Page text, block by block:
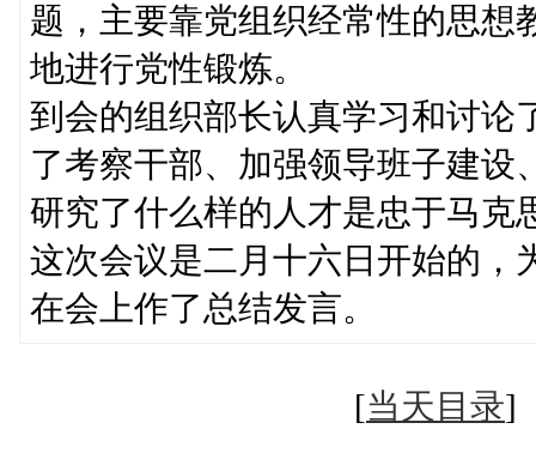
题，主要靠党组织经常性的思想
地进行党性锻炼。
到会的组织部长认真学习和讨论
了考察干部、加强领导班子建设
研究了什么样的人才是忠于马克
这次会议是二月十六日开始的，
在会上作了总结发言。
[当天目录